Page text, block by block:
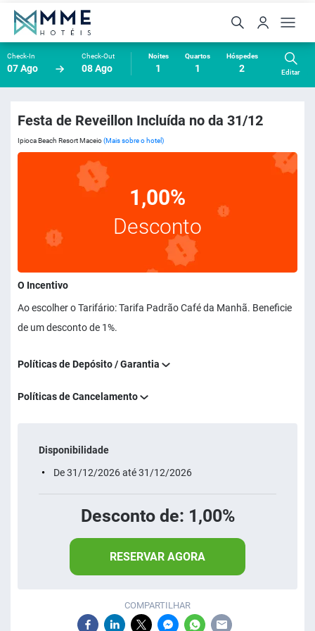
Check-In
07 Ago
Check-Out
08 Ago
Noites
1
Quartos
1
Hóspedes
2 Editar
Festa de Reveillon Incluída no da 31/12
Ipioca Beach Resort Maceio(Mais sobre o hotel)
1,00%
Desconto
O Incentivo
Ao escolher o Tarifário: Tarifa Padrão Café da Manhã. Beneficie
de um desconto de 1%.
Políticas de Depósito / Garantia
Políticas de Cancelamento
Disponibilidade
De 31/12/2026 até 31/12/2026
Desconto de: 1,00%
RESERVAR AGORA
COMPARTILHAR